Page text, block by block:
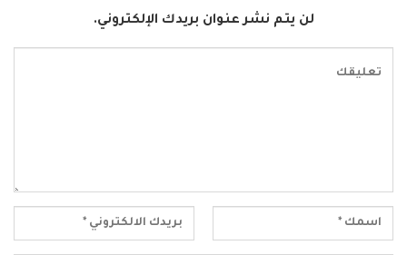
لن يتم نشر عنوان بريدك الإلكتروني.